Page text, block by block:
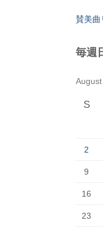
賛美曲
毎週
S
2
9
16
23